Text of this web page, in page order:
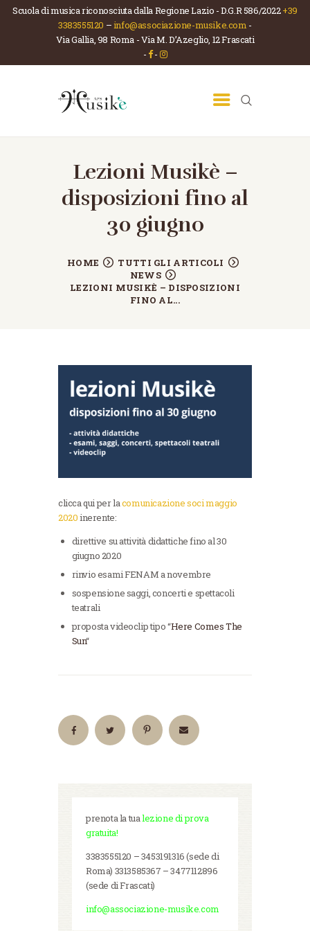
Scuola di musica riconosciuta dalla Regione Lazio - D.G.R 586/2022+39
3383555120 –info@associazione-musike.com -
Via Gallia, 98 Roma - Via M. D’Azeglio, 12 Frascati
- -
Lezioni Musikè –
disposizioni fino al
30 giugno
HOME
TUTTI GLI ARTICOLI
NEWS
LEZIONI MUSIKÈ – DISPOSIZIONI
FINO AL...
ASSOCIAZIONE MUSIKÈ
Scuola di musica e teatro
HOME
CHI SIAMO
CORSI
NEWS
CONTATTI
clicca qui per lacomunicazione soci maggio
2020inerente:
direttive su attività didattiche fino al 30
giugno 2020
rinvio esami FENAM a novembre
sospensione saggi, concerti e spettacoli
teatrali
proposta videoclip tipo “Here Comes The
Sun“
prenota la tualezione di prova
gratuita!
3383555120 – 3453191316 (sede di
Roma) 3313585367 – 3477112896
(sede di Frascati)
info@associazione-musike.com